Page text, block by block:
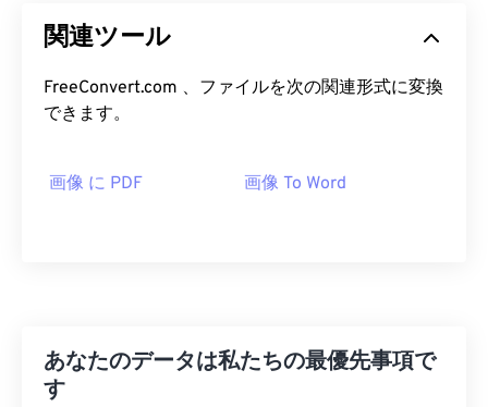
関連ツール
FreeConvert.com 、ファイルを次の関連形式に変換
できます。
画像 に PDF 画像 To Word
あなたのデータは私たちの最優先事項で
す